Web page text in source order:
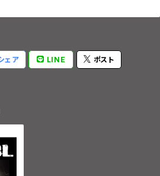
ェア LINE ポスト